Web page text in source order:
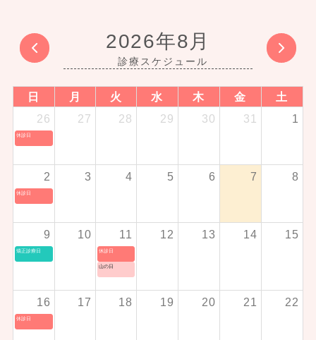
2026年8月
日 月 火 水 木 金
土
26
休診日
27 28 29 30 31 1
2
休診日
3 4 5 6 7 8
9
矯正診療日
10 11
休診日
山の日
12 13 14 15
16
休診日
17 18 19 20 21 22